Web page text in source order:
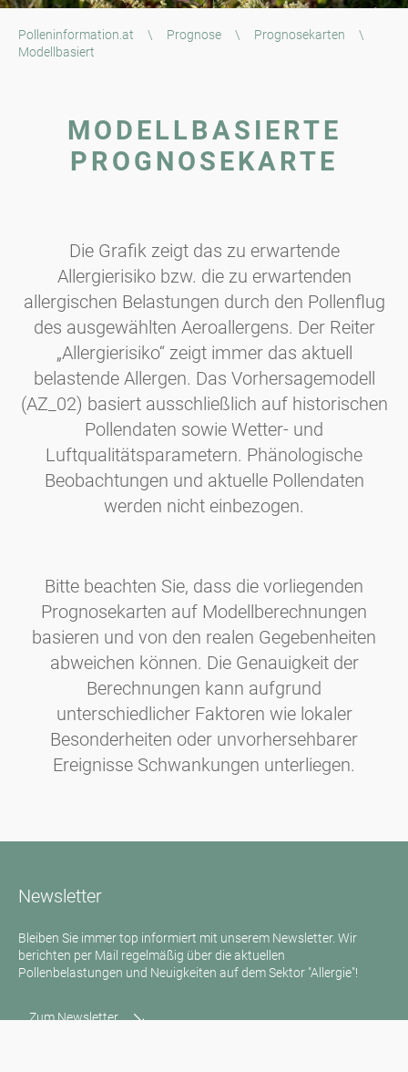
Polleninformation.at \ Prognose \ Prognosekarten
\
Modellbasiert
MODELLBASIERTE
PROGNOSEKARTE
Die Grafik zeigt das zu erwartende
Allergierisiko bzw. die zu erwartenden
allergischen Belastungen durch den Pollenflug
des ausgewählten Aeroallergens. Der Reiter
„Allergierisiko“ zeigt immer das aktuell
belastende Allergen. Das Vorhersagemodell
(AZ_02) basiert ausschließlich auf historischen
Pollendaten sowie Wetter- und
Luftqualitätsparametern. Phänologische
Beobachtungen und aktuelle Pollendaten
werden nicht einbezogen.
Bitte beachten Sie, dass die vorliegenden
Prognosekarten auf Modellberechnungen
basieren und von den realen Gegebenheiten
abweichen können. Die Genauigkeit der
Berechnungen kann aufgrund
unterschiedlicher Faktoren wie lokaler
Besonderheiten oder unvorhersehbarer
Ereignisse Schwankungen unterliegen.
Newsletter
Bleiben Sie immer top informiert mit unserem Newsletter. Wir
berichten per Mail regelmäßig über die aktuellen
Pollenbelastungen und Neuigkeiten auf dem Sektor "Allergie"!
Zum Newsletter